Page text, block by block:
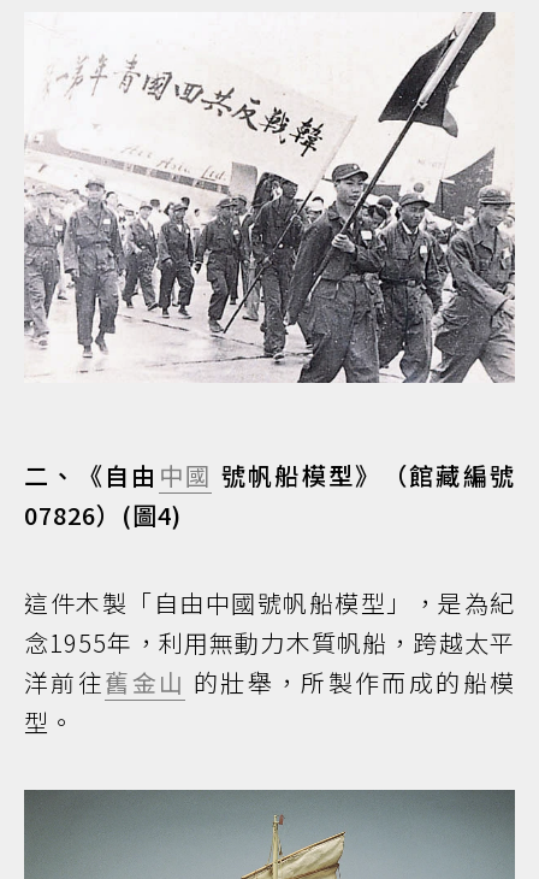
二、《自由 中國 號帆船模型》（館藏編號
07826）(圖4)
這件木製「自由中國號帆船模型」，是為紀
念1955年，利用無動力木質帆船，跨越太平
洋前往舊金山 的壯舉，所製作而成的船模
型。